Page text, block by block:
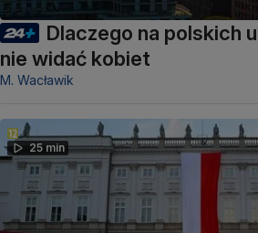
Dlaczego na polskich
nie widać kobiet
M. Wacławik
25 min